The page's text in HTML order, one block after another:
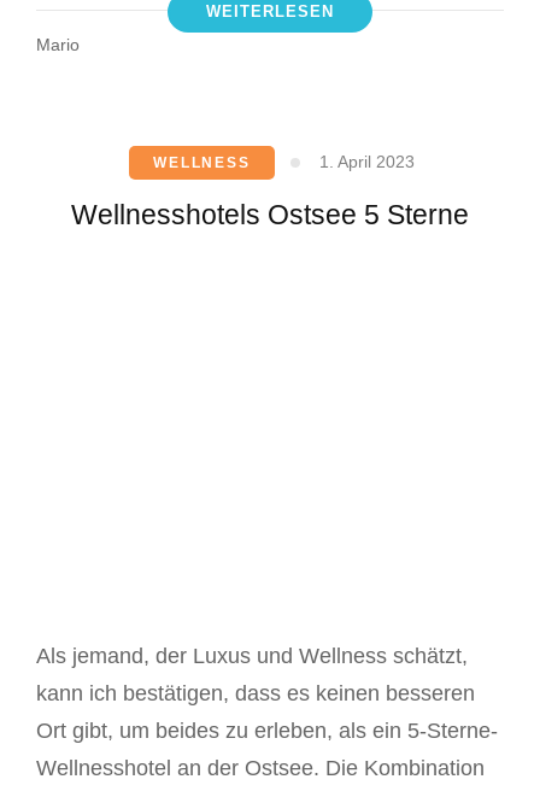
WEITERLESEN
Mario
WELLNESS 1. April 2023
Wellnesshotels Ostsee 5 Sterne
Als jemand, der Luxus und Wellness schätzt,
kann ich bestätigen, dass es keinen besseren
Ort gibt, um beides zu erleben, als ein 5-Sterne-
Wellnesshotel an der Ostsee. Die Kombination